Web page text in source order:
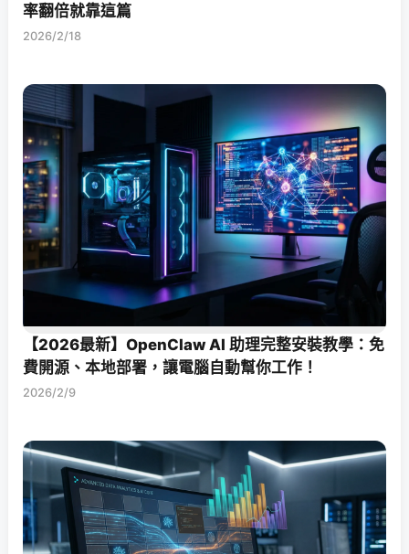
率翻倍就靠這篇
2026/2/18
【2026最新】OpenClaw AI 助理完整安裝教學：免
費開源、本地部署，讓電腦自動幫你工作！
2026/2/9